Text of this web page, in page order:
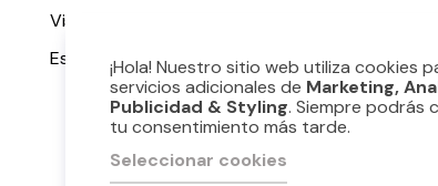
Visitas guiadas
Espacio accesible
¡Hola! Nuestro sitio web utiliza cookies
servicios adicionales de Marketing,
Publicidad & Styling. Siempre podrás
tu consentimiento más tarde.
Seleccionar cookies